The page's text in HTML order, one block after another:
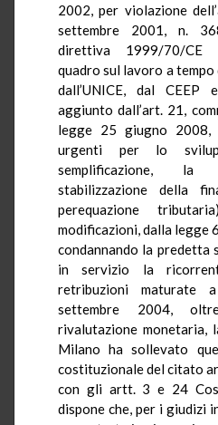
2002, per violazione
settembre 2001, n.
direttiva 1999/70/CE
quadro sul lavoro a
dall’UNICE, dal
aggiunto dall’art. 21,
legge 25 giugno 2008,
urgenti per lo
semplificazione, la
stabilizzazione della
perequazione
modificazioni, dalla legge
condannando la predetta
in servizio la
retribuzioni maturate
settembre 2004,
rivalutazione monetaria,
Milano ha sollevato
costituzionale del citato
con gli artt. 3 e 24
dispone che, per i giudizi